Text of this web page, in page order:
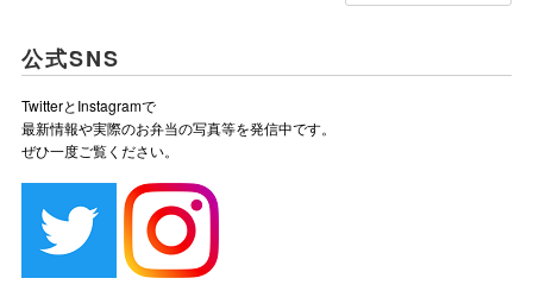
公式SNS
TwitterとInstagramで
最新情報や実際のお弁当の写真等を発信中です。
ぜひ一度ご覧ください。